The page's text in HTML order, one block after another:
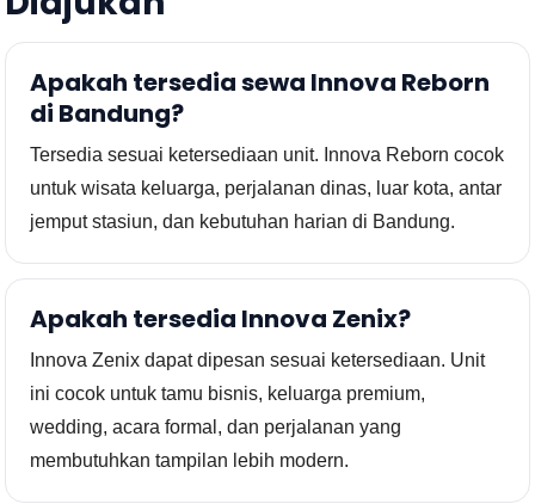
Apakah tersedia sewa Innova Reborn
di Bandung?
Tersedia sesuai ketersediaan unit. Innova Reborn cocok
untuk wisata keluarga, perjalanan dinas, luar kota, antar
jemput stasiun, dan kebutuhan harian di Bandung.
Apakah tersedia Innova Zenix?
Innova Zenix dapat dipesan sesuai ketersediaan. Unit
ini cocok untuk tamu bisnis, keluarga premium,
wedding, acara formal, dan perjalanan yang
membutuhkan tampilan lebih modern.